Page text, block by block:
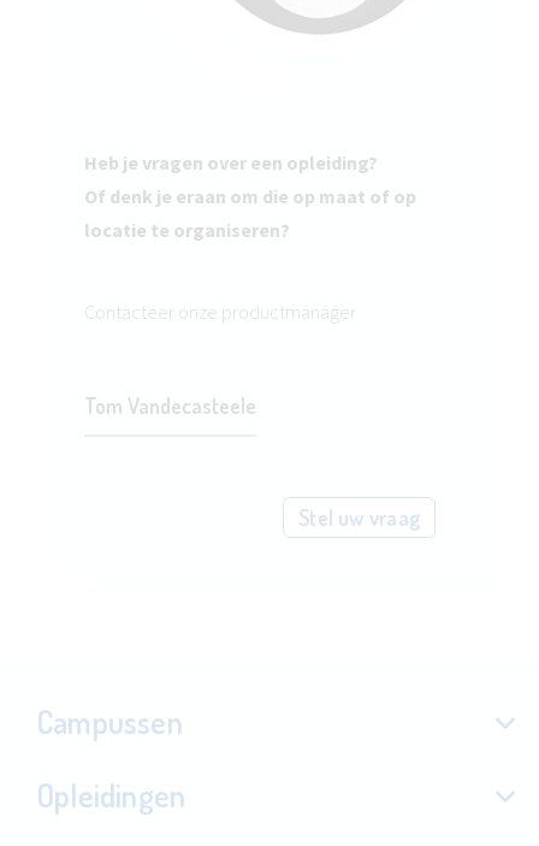
Heb je vragen over een opleiding?
Of denk je eraan om die op maat of op
locatie te organiseren?
Contacteer onze productmanager
Tom Vandecasteele
Stel uw vraag
Campussen
Opleidingen